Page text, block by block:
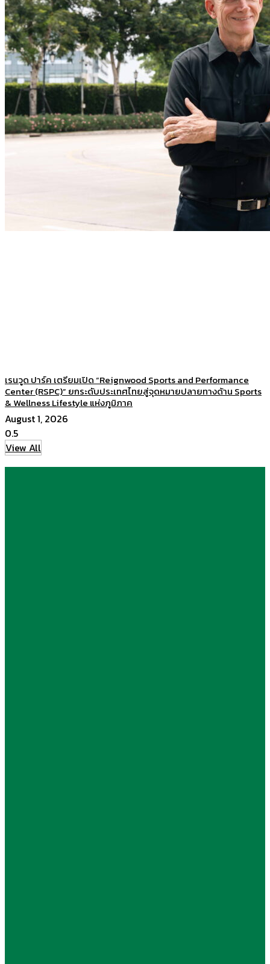
เรนวูด ปาร์ค เตรียมเปิด “Reignwood Sports and Performance
Center (RSPC)” ยกระดับประเทศไทยสู่จุดหมายปลายทางด้าน Sports
& Wellness Lifestyle แห่งภูมิภาค
August 1, 2026
View All